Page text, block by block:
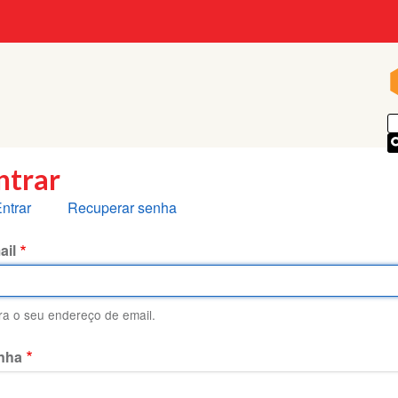
Recuperar senha
o seu endereço de email.